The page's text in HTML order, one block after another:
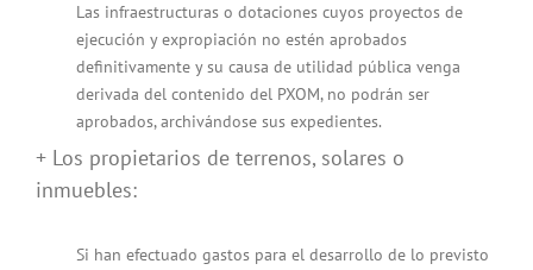
Las infraestructuras o dotaciones cuyos proyectos de
ejecución y expropiación no estén aprobados
definitivamente y su causa de utilidad pública venga
derivada del contenido del PXOM, no podrán ser
aprobados, archivándose sus expedientes.
+ Los propietarios de terrenos, solares o
inmuebles:
Si han efectuado gastos para el desarrollo de lo previsto